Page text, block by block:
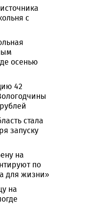
с
осенью
42
стала
запуску
на
по
для жизни»
на